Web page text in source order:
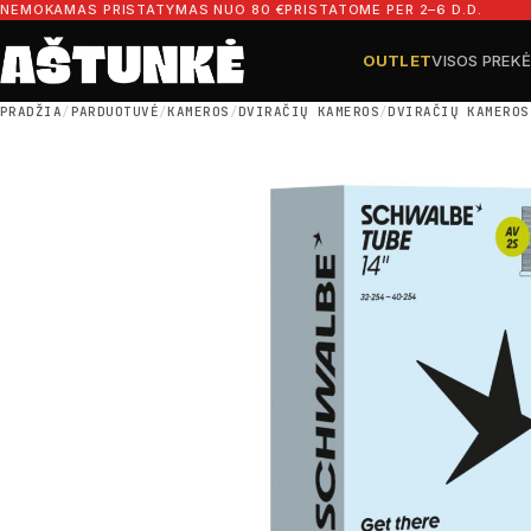
Pereiti prie turinio
NEMOKAMAS PRISTATYMAS NUO 80 €PRISTATOME PER 2–6 D.D.
OUTLETVISOS
Ieškoti dalių
Ieškoti
PRADŽIA/PARDUOTUVĖ/KAMEROS /DVIRAČIŲ KAMEROS/DVIRAČIŲ